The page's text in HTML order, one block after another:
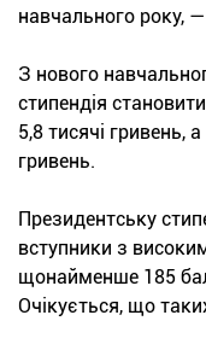
навчального року,
З нового
стипендія
5,8 тисячі гривень,
гривень.
Президентську
вступники з
щонайменше 185
Очікується, що